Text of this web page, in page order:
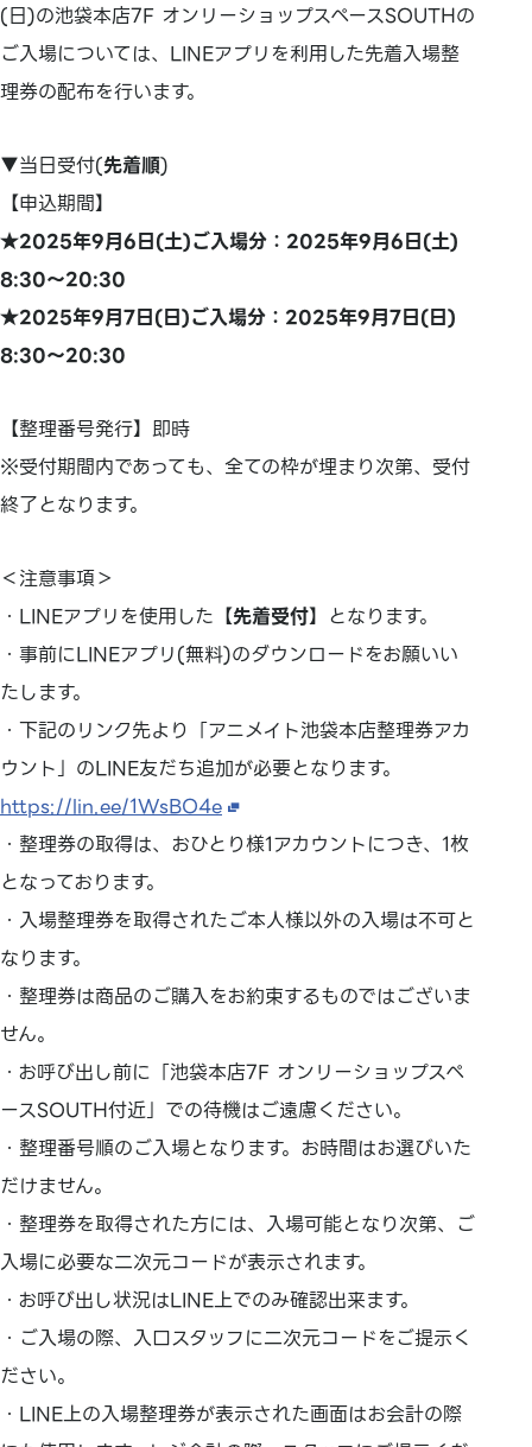
(日)の池袋本店7F オンリーショップスペースSOUTHの
ご入場については、LINEアプリを利用した先着入場整
理券の配布を行います。
▼当日受付(先着順)
【申込期間】
★2025年9月6日(土)ご入場分：2025年9月6日(土)
8:30～20:30
★2025年9月7日(日)ご入場分：2025年9月7日(日)
8:30～20:30
【整理番号発行】即時
※受付期間内であっても、全ての枠が埋まり次第、受付
終了となります。
＜注意事項＞
・LINEアプリを使用した【先着受付】となります。
・事前にLINEアプリ(無料)のダウンロードをお願いい
たします。
・下記のリンク先より「アニメイト池袋本店整理券アカ
ウント」のLINE友だち追加が必要となります。
https://lin.ee/1WsBO4e
・整理券の取得は、おひとり様1アカウントにつき、1枚
となっております。
・入場整理券を取得されたご本人様以外の入場は不可と
なります。
・整理券は商品のご購入をお約束するものではございま
せん。
・お呼び出し前に「池袋本店7F オンリーショップスペ
ースSOUTH付近」での待機はご遠慮ください。
・整理番号順のご入場となります。お時間はお選びいた
だけません。
・整理券を取得された方には、入場可能となり次第、ご
入場に必要な二次元コードが表示されます。
・お呼び出し状況はLINE上でのみ確認出来ます。
・ご入場の際、入口スタッフに二次元コードをご提示く
ださい。
・LINE上の入場整理券が表示された画面はお会計の際